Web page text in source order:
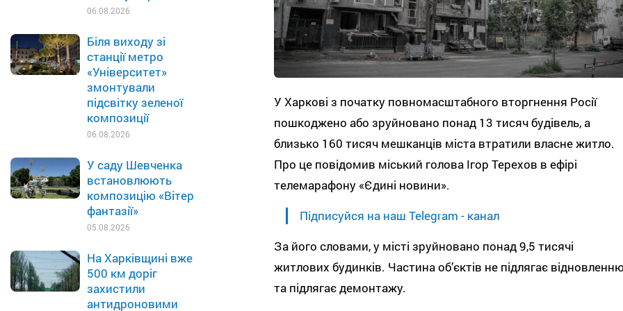
06.08.2026
Біля виходу зі
станції метро
«Університет»
змонтували
підсвітку зеленої
композиції
06.08.2026
У саду Шевченка
встановлюють
композицію «Вітер
фантазії»
05.08.2026
На Харківщині вже
500 км доріг
захистили
антидроновими
У Харкові з початку повномасштабного вторгнення Росії
пошкоджено або зруйновано понад 13 тисяч будівель, а
близько 160 тисяч мешканців міста втратили власне житло.
Про це повідомив міський голова Ігор Терехов в ефірі
телемарафону «Єдині новини».
Підписуйся на наш Telegram - канал
За його словами, у місті зруйновано понад 9,5 тисячі
житлових будинків. Частина об’єктів не підлягає
та підлягає демонтажу.